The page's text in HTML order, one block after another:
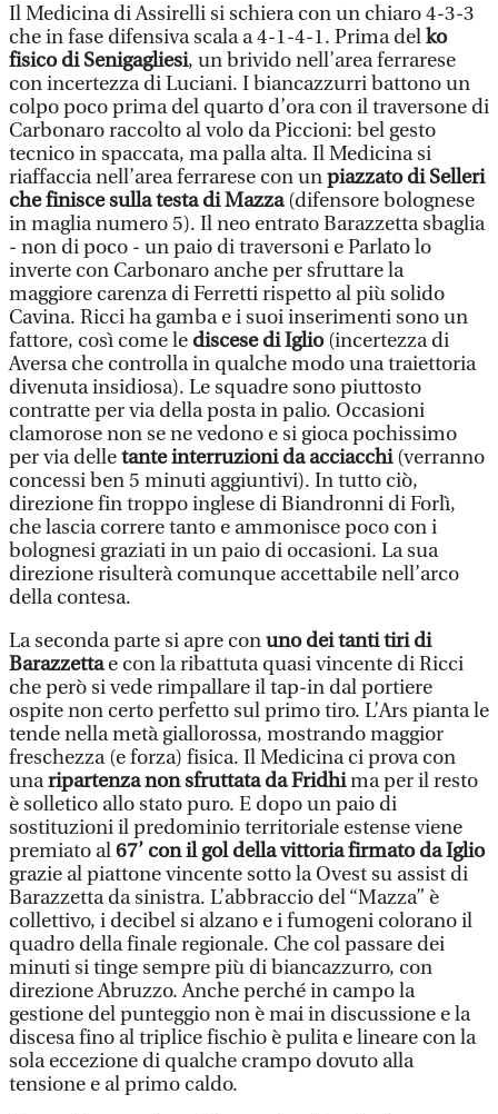
Il Medicina di Assirelli si schiera con un chiaro 4-3-3
che in fase difensiva scala a 4-1-4-1. Prima delko
fisico di Senigagliesi, un brivido nell’area ferrarese
con incertezza di Luciani. I biancazzurri battono un
colpo poco prima del quarto d’ora con il traversone di
Carbonaro raccolto al volo da Piccioni: bel gesto
tecnico in spaccata, ma palla alta. Il Medicina si
riaffaccia nell’area ferrarese con unpiazzato di Selleri
che finisce sulla testa di Mazza(difensore bolognese
in maglia numero 5). Il neo entrato Barazzetta sbaglia
- non di poco - un paio di traversoni e Parlato lo
inverte con Carbonaro anche per sfruttare la
maggiore carenza di Ferretti rispetto al più solido
Cavina. Ricci ha gamba e i suoi inserimenti sono un
fattore, così come le discese di Iglio(incertezza di
Aversa che controlla in qualche modo una traiettoria
divenuta insidiosa). Le squadre sono piuttosto
contratte per via della posta in palio. Occasioni
clamorose non se ne vedono e si gioca pochissimo
per via delletante interruzioni da acciacchi(verranno
concessi ben 5 minuti aggiuntivi). In tutto ciò,
direzione fin troppo inglese di Biandronni di Forlì,
che lascia correre tanto e ammonisce poco con i
bolognesi graziati in un paio di occasioni. La sua
direzione risulterà comunque accettabile nell’arco
della contesa.
La seconda parte si apre conuno dei tanti tiri di
Barazzettae con la ribattuta quasi vincente di Ricci
che però si vede rimpallare il tap-in dal portiere
ospite non certo perfetto sul primo tiro. L’Ars pianta le
tende nella metà giallorossa, mostrando maggior
freschezza (e forza) fisica. Il Medicina ci prova con
unaripartenza non sfruttata da Fridhima per il resto
è solletico allo stato puro. E dopo un paio di
sostituzioni il predominio territoriale estense viene
premiato al67’ con il gol della vittoriafirmato da Iglio
grazie al piattone vincente sotto la Ovest su assist di
Barazzetta da sinistra. L’abbraccio del “Mazza” è
collettivo, i decibel si alzano e i fumogeni colorano il
quadro della finale regionale. Che col passare dei
minuti si tinge sempre più di biancazzurro, con
direzione Abruzzo. Anche perché in campo la
gestione del punteggio non è mai in discussione e la
discesa fino al triplice fischio è pulita e lineare con la
sola eccezione di qualche crampo dovuto alla
tensione e al primo caldo.